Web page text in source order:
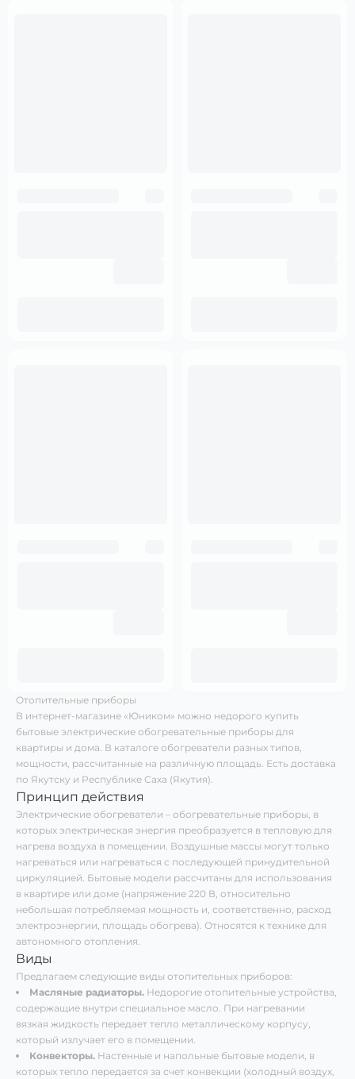
Отопительные приборы
В интернет-магазине «Юником» можно недорого купить
бытовые электрические обогревательные приборы для
квартиры и дома. В каталоге обогреватели разных типов,
мощности, рассчитанные на различную площадь. Есть доставка
по Якутску и Республике Саха (Якутия).
Принцип действия
Электрические обогреватели – обогревательные приборы, в
которых электрическая энергия преобразуется в тепловую для
нагрева воздуха в помещении. Воздушные массы могут только
нагреваться или нагреваться с последующей принудительной
циркуляцией. Бытовые модели рассчитаны для использования
в квартире или доме (напряжение 220 В, относительно
небольшая потребляемая мощность и, соответственно, расход
электроэнергии, площадь обогрева). Относятся к технике для
автономного отопления.
Виды
Предлагаем следующие виды отопительных приборов:
Масляные радиаторы. Недорогие отопительные устройства,
содержащие внутри специальное масло. При нагревании
вязкая жидкость передает тепло металлическому корпусу,
который излучает его в помещении.
Конвекторы. Настенные и напольные бытовые модели, в
которых тепло передается за счет конвекции (холодный воздух,